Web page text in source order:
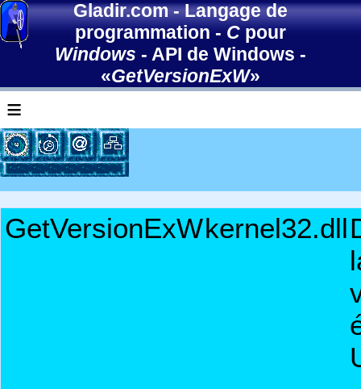
Gladir.com-Langage de
programmation-Cpour
Windows - API de Windows -
«GetVersionExW»
≡
GetVersionExWkernel32.dll